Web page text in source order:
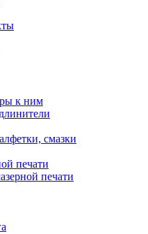
к ним
смазки
печати
печати